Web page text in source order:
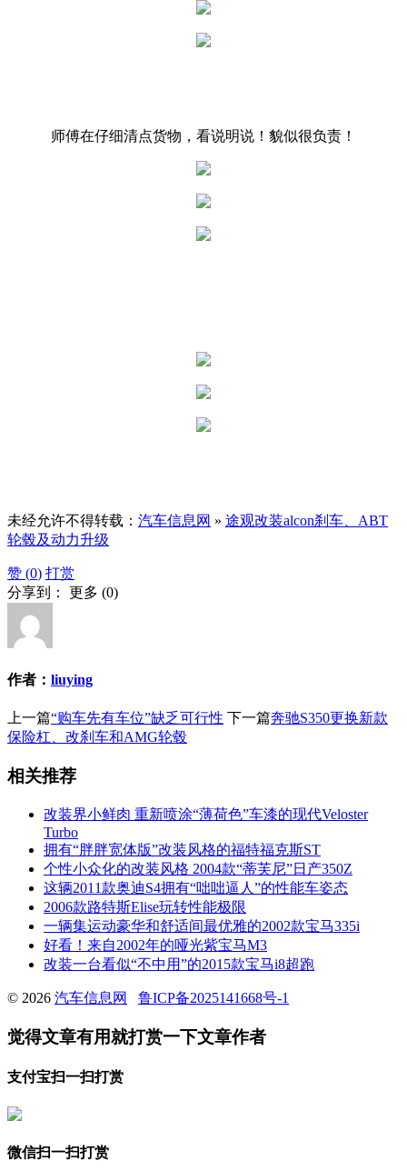
师傅在仔细清点货物，看说明说！貌似很负责！
未经允许不得转载： 汽车信息网 » 途观改装alcon刹车、ABT
轮毂及动力升级
赞 (0) 打赏
分享到： 更多 (0)
作者： liuying
上一篇“购车先有车位”缺乏可行性 下一篇奔驰S350更换新款
保险杠、改刹车和AMG轮毂
相关推荐
改装界小鲜肉 重新喷涂“薄荷色”车漆的现代Veloster
Turbo
拥有“胖胖宽体版”改装风格的福特福克斯ST
个性小众化的改装风格 2004款“蒂芙尼”日产350Z
这辆2011款奥迪S4拥有“咄咄逼人”的性能车姿态
2006款路特斯Elise玩转性能极限
一辆集运动豪华和舒适间最优雅的2002款宝马335i
好看！来自2002年的哑光紫宝马M3
改装一台看似“不中用”的2015款宝马i8超跑
© 2026 汽车信息网 鲁ICP备2025141668号-1
觉得文章有用就打赏一下文章作者
支付宝扫一扫打赏
微信扫一扫打赏